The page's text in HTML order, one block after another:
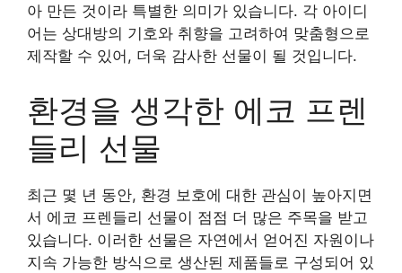
아 만든 것이라 특별한 의미가 있습니다. 각 아이디
어는 상대방의 기호와 취향을 고려하여 맞춤형으로
제작할 수 있어, 더욱 감사한 선물이 될 것입니다.
환경을 생각한 에코 프렌
들리 선물
최근 몇 년 동안, 환경 보호에 대한 관심이 높아지면
서 에코 프렌들리 선물이 점점 더 많은 주목을 받고
있습니다. 이러한 선물은 자연에서 얻어진 자원이나
지속 가능한 방식으로 생산된 제품들로 구성되어 있